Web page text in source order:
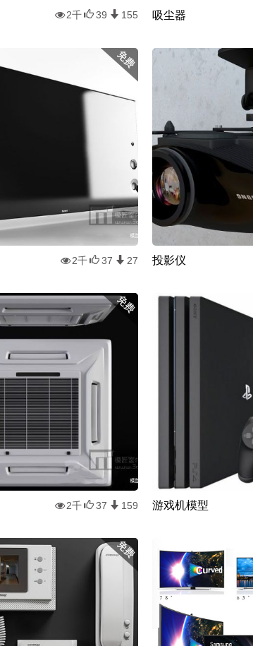
2千 39 155 吸尘器
2千 37 27 投影仪
2千 37 159 游戏机模型